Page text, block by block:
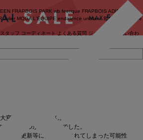
FRAPBOIS PARK wb feerique FRAPBOIS ADIEU
Julier MOGA L'EQUIPE endalence unbilanc BIGI online store
スタッフ コーディネート よくある質問 ジャーナル
お問い合わ
大変申し訳ありません。
商品が見つかりませんでした。
るか、更新等に伴い削除されてしまった可能性